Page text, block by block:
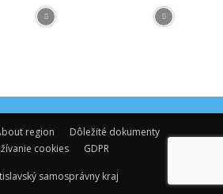
region
Dôležité dokumenty
cookies
GDPR
samosprávny kraj